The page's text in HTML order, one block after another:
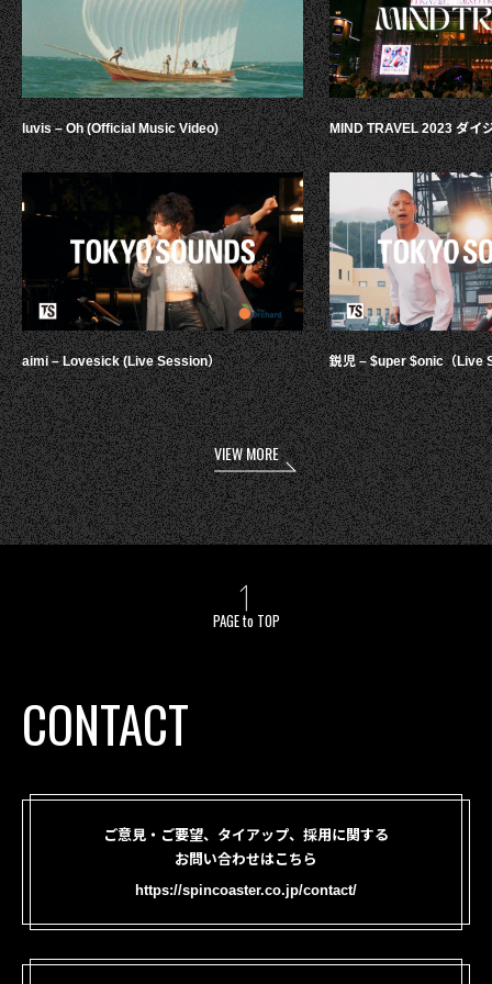
luvis – Oh (Official Music Video)
aimi – Lovesick (Live Session）
MIND TRAVEL 2023 ダイ
鋭児 – $uper $onic（Live
VIEW MORE
PAGE to TOP
CONTACT
ご意見・ご要望、タイアップ、採用に関する
お問い合わせはこちら
https://spincoaster.co.jp/contact/